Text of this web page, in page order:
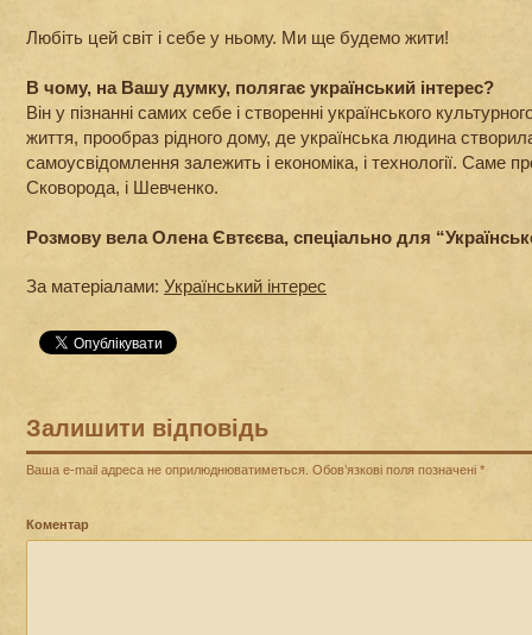
Любіть цей світ і себе у ньому. Ми ще будемо жити!
В чому, на Вашу думку, полягає український інтерес?
Він у пізнанні самих себе і створенні українського
життя, прообраз рідного дому, де українська людина
самоусвідомлення залежить і економіка, і технології. Саме
Сковорода, і Шевченко.
Розмову вела Олена Євтєєва, спеціально для
За матеріалами: Український інтерес
Залишити відповідь
Ваша e-mail адреса не оприлюднюватиметься. Обов’язкові поля позначені *
Коментар